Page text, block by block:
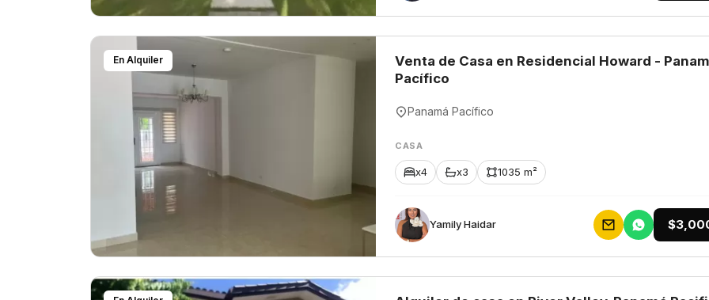
En Alquiler
Venta de Casa en Residencial Howard -
Pacífico
Panamá Pacífico
CASA
x4 x3 1035 m²
Yamily Haidar